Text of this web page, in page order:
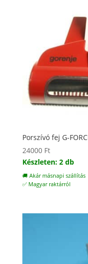
Porszívó fej G-
24000 Ft
Készleten: 2 db
🚚 Akár másnapi szállítás
✅ Magyar raktárról